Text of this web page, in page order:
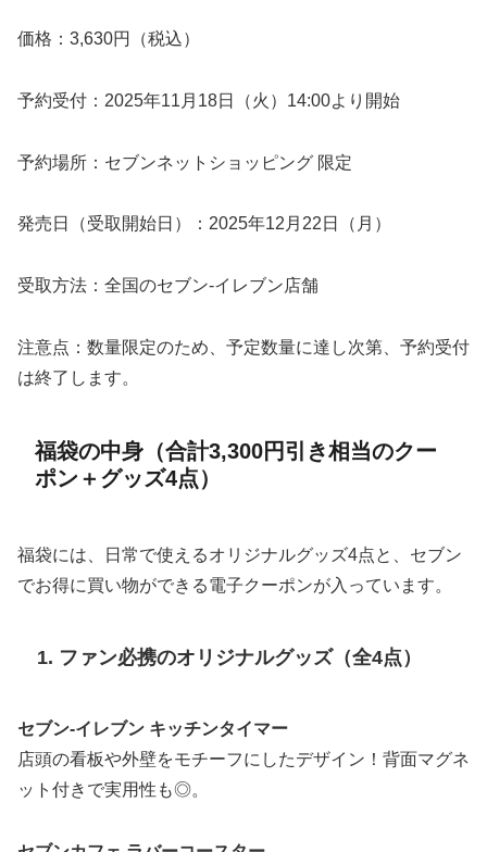
価格：3,630円（税込）
予約受付：2025年11月18日（火）14:00より開始
予約場所：セブンネットショッピング 限定
発売日（受取開始日）：2025年12月22日（月）
受取方法：全国のセブン-イレブン店舗
注意点：数量限定のため、予定数量に達し次第、予約受付
は終了します。
福袋の中身（合計3,300円引き相当のクー
ポン＋グッズ4点）
福袋には、日常で使えるオリジナルグッズ4点と、セブン
でお得に買い物ができる電子クーポンが入っています。
1. ファン必携のオリジナルグッズ（全4点）
セブン-イレブン キッチンタイマー
店頭の看板や外壁をモチーフにしたデザイン！背面マグネ
ット付きで実用性も◎。